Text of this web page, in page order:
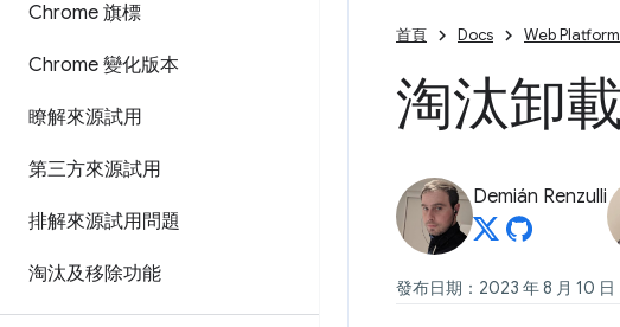
Chrome 旗標
Chrome 變化版本
瞭解來源試用
第三方來源試用
排解來源試用問題
淘汰及移除功能
首頁 Docs Web Platform
淘汰卸
Demián Renzulli
發布日期：2023 年 8 月 10